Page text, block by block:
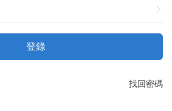
登錄
找回密碼